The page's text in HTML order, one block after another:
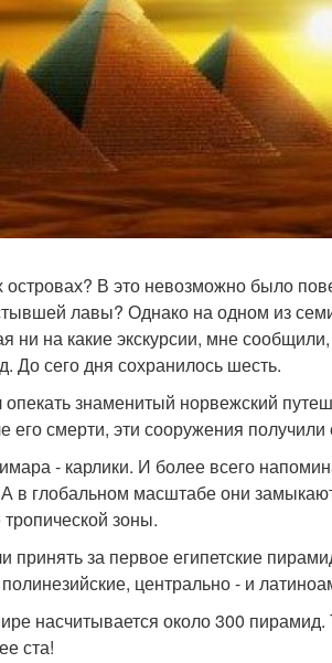
В это невозможно было
лавы? Однако на одном из
на какие экскурсии, мне сообщили,
До сего дня сохранилось шесть.
знаменитый норвежский
смерти, эти сооружения получили
- карлики. И более всего
в глобальном масштабе они
зоны.
принять за первое египетские
центрально - и
насчитывается около 300
ста!